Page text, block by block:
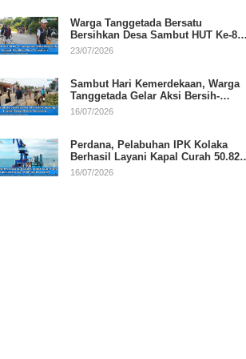
Warga Tanggetada Bersatu
Bersihkan Desa Sambut HUT Ke-81
RI
23/07/2026
Sambut Hari Kemerdekaan, Warga
Tanggetada Gelar Aksi Bersih-
Bersih Desa
16/07/2026
Perdana, Pelabuhan IPK Kolaka
Berhasil Layani Kapal Curah 50.820
Ton
16/07/2026